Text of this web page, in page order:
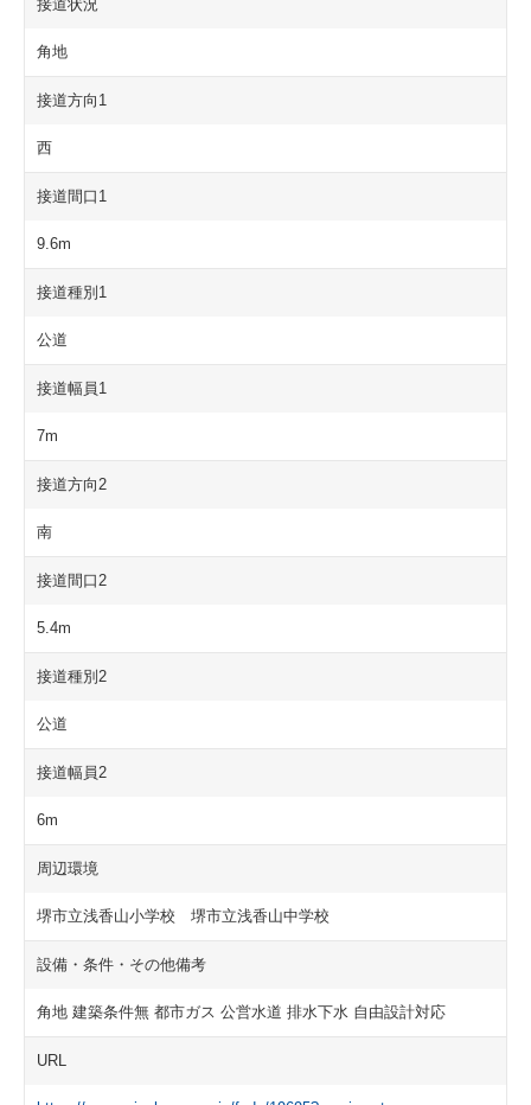
接道状況
角地
接道方向1
西
接道間口1
9.6m
接道種別1
公道
接道幅員1
7m
接道方向2
南
接道間口2
5.4m
接道種別2
公道
接道幅員2
6m
周辺環境
堺市立浅香山小学校 堺市立浅香山中学校
設備・条件・その他備考
角地 建築条件無 都市ガス 公営水道 排水下水 自由設計対応
URL